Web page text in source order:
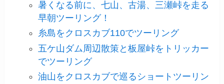
暑くなる前に、七山、古湯、三瀬峠を走る
早朝ツーリング！
糸島をクロスカブ110でツーリング
五ケ山ダム周辺散策と板屋峠をトリッカー
でツーリング
油山をクロスカブで巡るショートツーリン